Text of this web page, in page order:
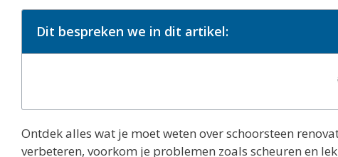
Dit bespreken we in dit artikel:
Ontdek alles wat je moet weten over schoorsteen
verbeteren, voorkom je problemen zoals scheuren en